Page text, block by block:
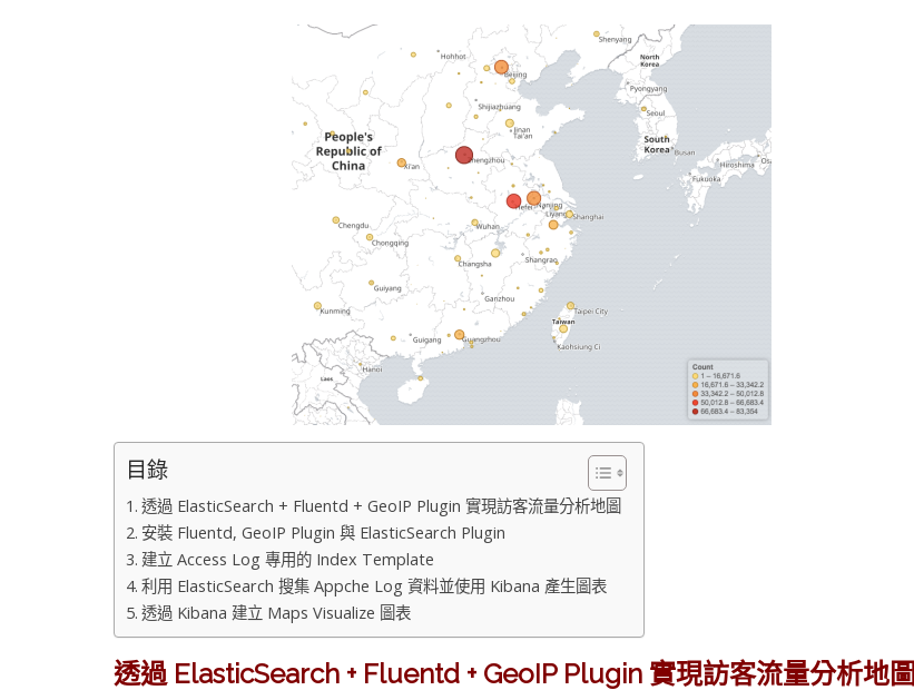
目錄
透過 ElasticSearch + Fluentd + GeoIP Plugin 實現訪客流量分析地圖
安裝 Fluentd, GeoIP Plugin 與 ElasticSearch Plugin
建立 Access Log 專用的 Index Template
利用 ElasticSearch 搜集 Appche Log 資料並使用 Kibana 產生圖表
透過 Kibana 建立 Maps Visualize 圖表
透過 ElasticSearch + Fluentd + GeoIP Plugin 實現訪客流量分析地圖